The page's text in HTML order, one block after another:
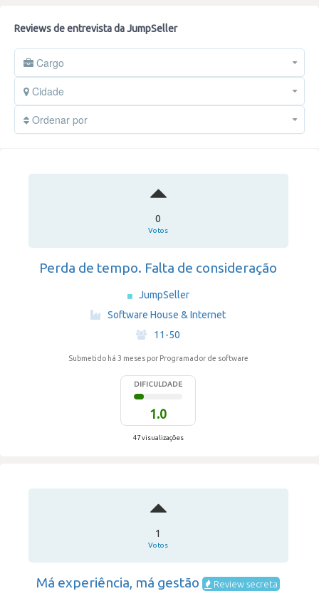
Reviews de entrevista da JumpSeller
Cargo
Cidade
Ordenar por
0
Votos
Perda de tempo. Falta de consideração
JumpSeller
Software House & Internet
·
11-50
Submetido há 3 meses por Programador de software
DIFICULDADE
1.0
47 visualizações
1
Votos
Má experiência, má gestão Review secreta